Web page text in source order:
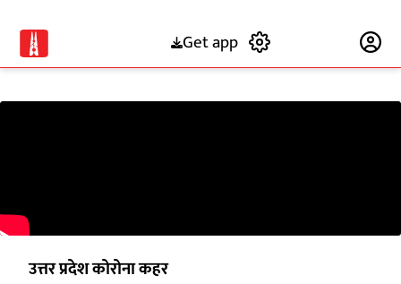
Get app
उत्तर प्रदेश कोरोना कहर